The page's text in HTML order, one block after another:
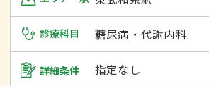
診療科目 糖尿病・代謝内科
詳細条件 指定なし